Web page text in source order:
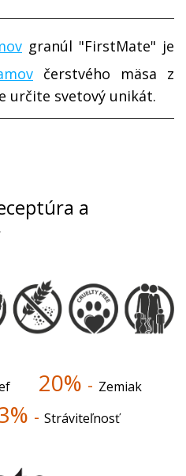
granúl "FirstMate" je
čerstvého mäsa z
určite svetový unikát.
a
20% - Zemiak
- Stráviteľnosť